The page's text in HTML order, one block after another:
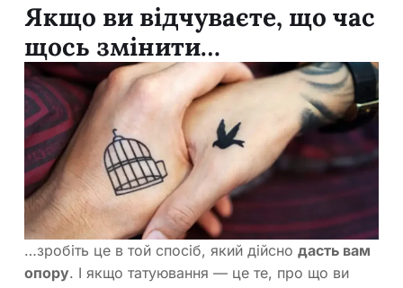
Якщо ви відчуваєте, що час
щось змінити…
…зробіть це в той спосіб, який дійсно дасть вам
опору. І якщо татуювання — це те, про що ви